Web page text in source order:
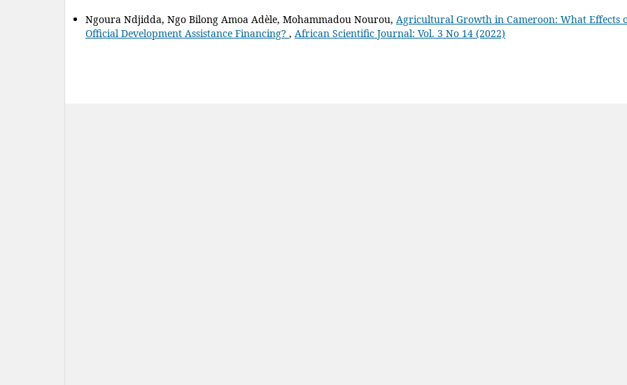
Ngoura Ndjidda, Ngo Bilong Amoa Adèle, Mohammadou Nourou, Agricultural Growth in Cameroon: What Effects
Official Development Assistance Financing? , African Scientific Journal: Vol. 3 No 14 (2022)